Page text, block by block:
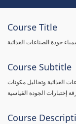
Course Title
جودة الصناعات الغذائية
Course Subtitle
الغذائية وتحاليل مكونات
إختبارات الجودة القياسية
Course